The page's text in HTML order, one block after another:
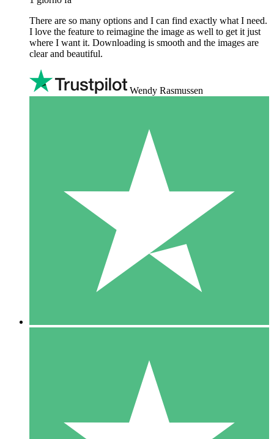
There are so many options and I can find exactly what I need.
I love the feature to reimagine the image as well to get it just
where I want it. Downloading is smooth and the images are
clear and beautiful.
Wendy Rasmussen